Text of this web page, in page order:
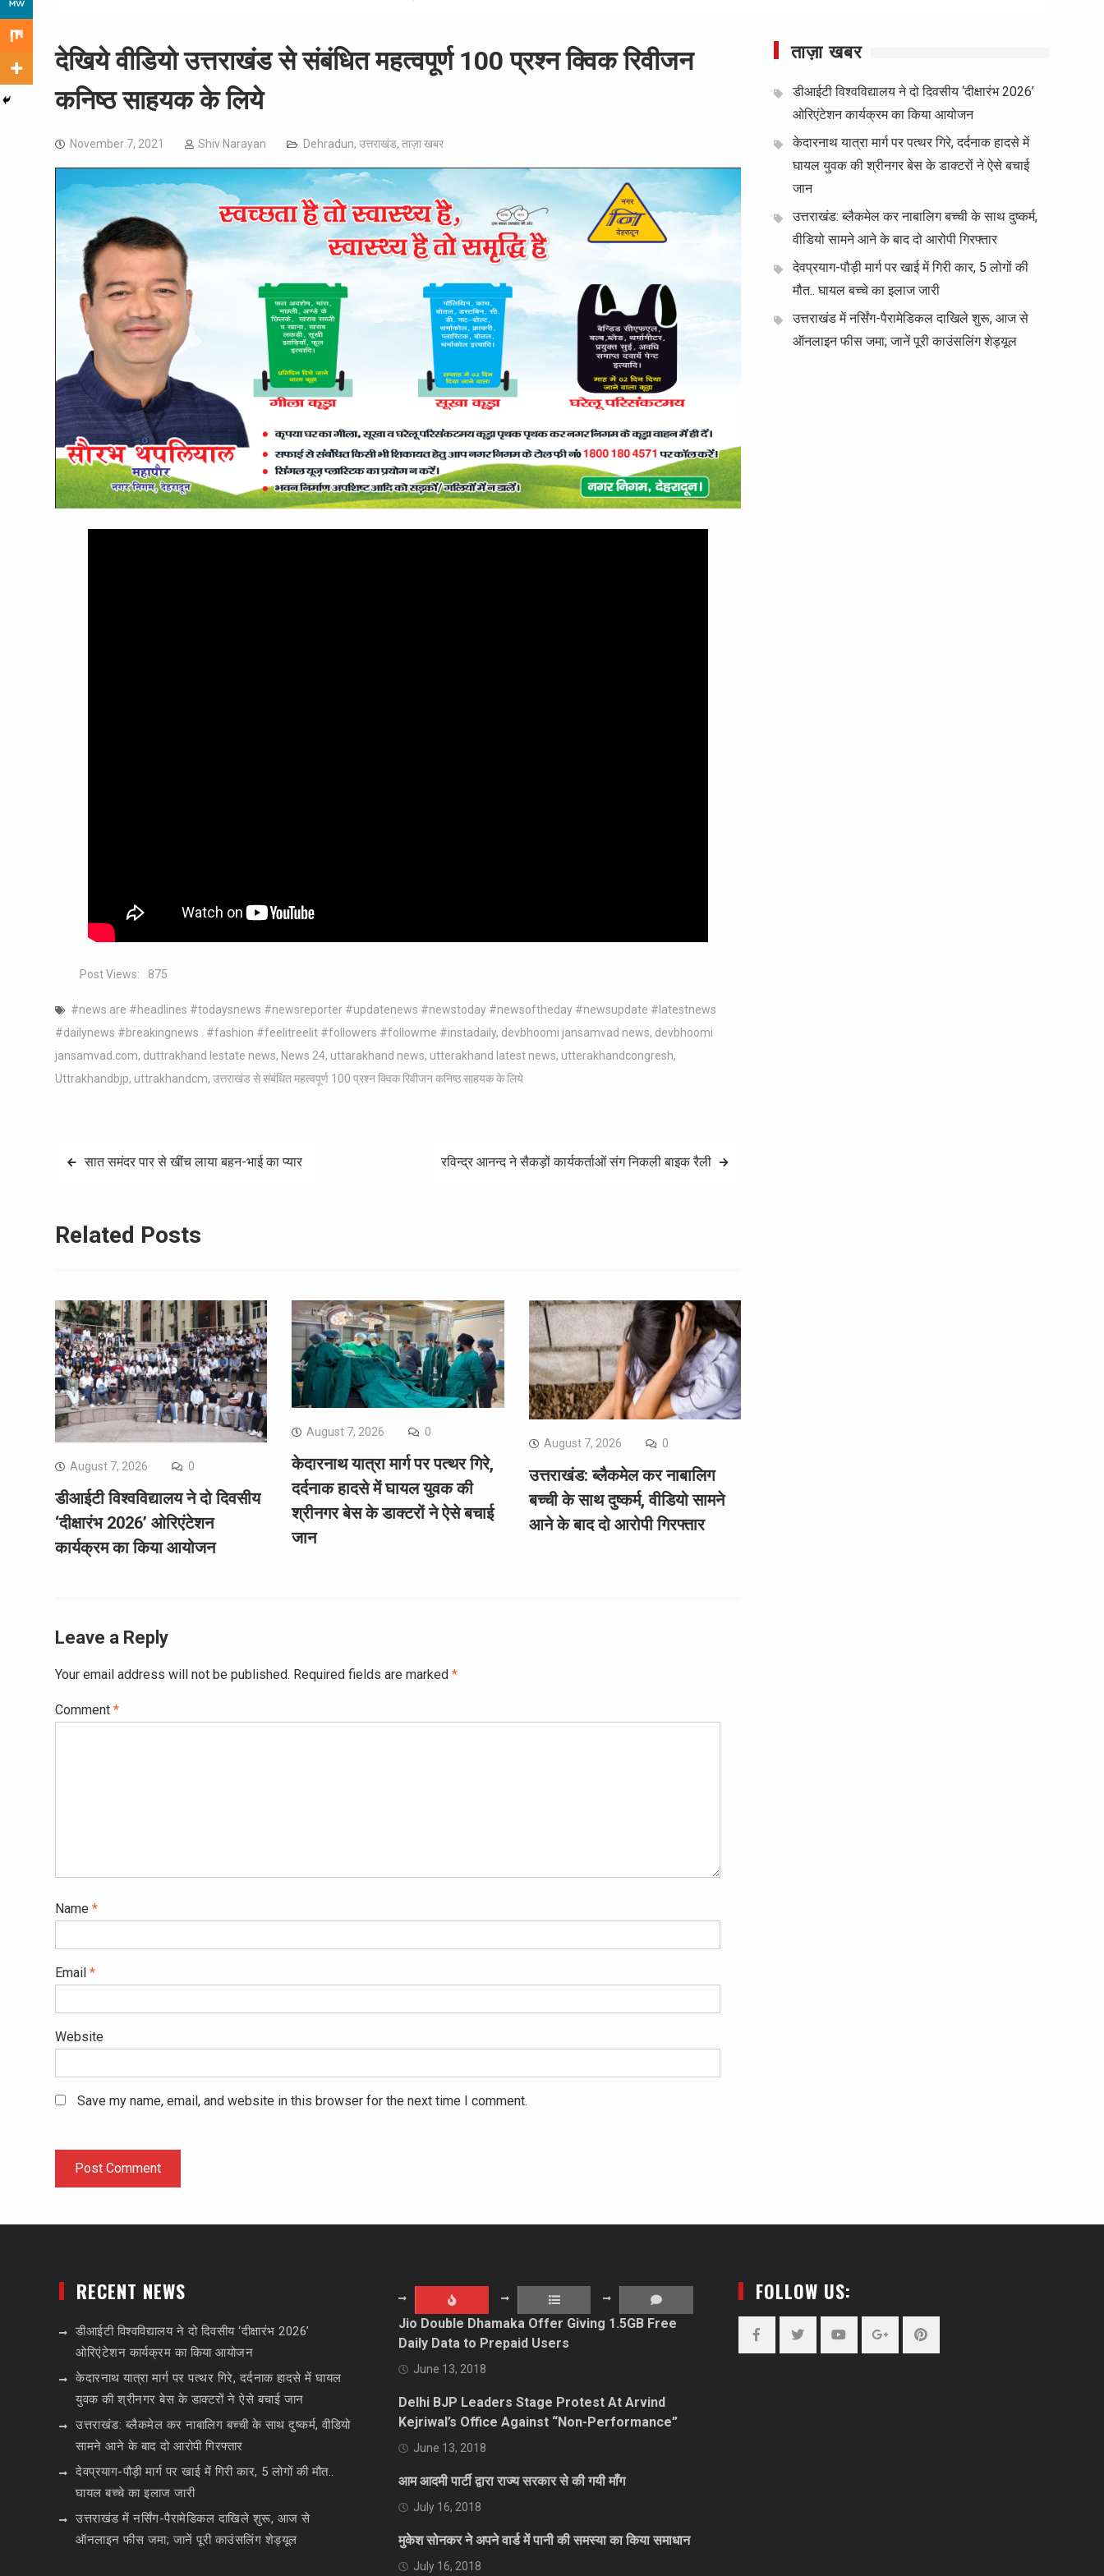
देखिये वीडियो उत्तराखंड से संबंधित महत्वपूर्ण 100 प्रश्न क्विक रिवीजन
कनिष्ठ साहयक के लिये
November 7, 2021 Shiv Narayan Dehradun, उत्तराखंड, ताज़ा खबर
Post Views: 875
#news are #headlines #todaysnews #newsreporter #updatenews #newstoday #newsoftheday #newsupdate #latestnews
#dailynews #breakingnews . #fashion #feelitreelit #followers #followme #instadaily, devbhoomi jansamvad news, devbhoomi
jansamvad.com, duttrakhand lestate news, News 24, uttarakhand news, utterakhand latest news, utterakhandcongresh,
Uttrakhandbjp, uttrakhandcm, उत्तराखंड से संबंधित महत्वपूर्ण 100 प्रश्न क्विक रिवीजन कनिष्ठ साहयक के लिये
Postसात समंदर पार से खींच लाया बहन-भाई का प्यार रविन्द्र आनन्द ने सैकड़ों कार्यकर्ताओं संग निकली बाइक रैली
Related Posts
August 7, 2026 0
डीआईटी विश्वविद्यालय ने दो दिवसीय
‘दीक्षारंभ 2026’ ओरिएंटेशन
कार्यक्रम का किया आयोजन
August 7, 2026 0
केदारनाथ यात्रा मार्ग पर पत्थर गिरे,
दर्दनाक हादसे में घायल युवक की
श्रीनगर बेस के डाक्टरों ने ऐसे बचाई
जान
August 7, 2026 0
उत्तराखंड: ब्लैकमेल कर नाबालिग
बच्ची के साथ दुष्कर्म, वीडियो सामने
आने के बाद दो आरोपी गिरफ्तार
Leave a Reply
Your email address will not be published. Required fields are marked *
Comment *
Name *
Email *
Website
Save my name, email, and website in this browser for the next time I comment.
ताज़ा खबर
डीआईटी विश्वविद्यालय ने दो दिवसीय ‘दीक्षारंभ 2026’
ओरिएंटेशन कार्यक्रम का किया आयोजन
केदारनाथ यात्रा मार्ग पर पत्थर गिरे, दर्दनाक हादसे में
घायल युवक की श्रीनगर बेस के डाक्टरों ने ऐसे बचाई
जान
उत्तराखंड: ब्लैकमेल कर नाबालिग बच्ची के साथ दुष्कर्म,
वीडियो सामने आने के बाद दो आरोपी गिरफ्तार
देवप्रयाग-पौड़ी मार्ग पर खाई में गिरी कार, 5 लोगों की
मौत.. घायल बच्चे का इलाज जारी
उत्तराखंड में नर्सिंग-पैरामेडिकल दाखिले शुरू, आज से
ऑनलाइन फीस जमा; जानें पूरी काउंसलिंग शेड्यूल
RECENT NEWS
डीआईटी विश्वविद्यालय ने दो दिवसीय ‘दीक्षारंभ 2026’
ओरिएंटेशन कार्यक्रम का किया आयोजन
केदारनाथ यात्रा मार्ग पर पत्थर गिरे, दर्दनाक हादसे में घायल
युवक की श्रीनगर बेस के डाक्टरों ने ऐसे बचाई जान
उत्तराखंड: ब्लैकमेल कर नाबालिग बच्ची के साथ दुष्कर्म, वीडियो
सामने आने के बाद दो आरोपी गिरफ्तार
देवप्रयाग-पौड़ी मार्ग पर खाई में गिरी कार, 5 लोगों की मौत..
घायल बच्चे का इलाज जारी
उत्तराखंड में नर्सिंग-पैरामेडिकल दाखिले शुरू, आज से
ऑनलाइन फीस जमा; जानें पूरी काउंसलिंग शेड्यूल
Jio Double Dhamaka Offer Giving 1.5GB Free
Daily Data to Prepaid Users
June 13, 2018
Delhi BJP Leaders Stage Protest At Arvind
Kejriwal’s Office Against “Non-Performance”
June 13, 2018
आम आदमी पार्टी द्वारा राज्य सरकार से की गयी माँग
July 16, 2018
मुकेश सोनकर ने अपने वार्ड में पानी की समस्या का किया समाधान
July 16, 2018
FOLLOW US: